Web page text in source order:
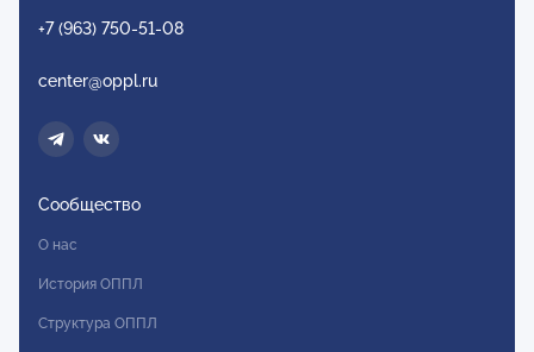
+7 (963) 750-51-08
center@oppl.ru
Сообщество
О нас
История ОППЛ
Структура ОППЛ